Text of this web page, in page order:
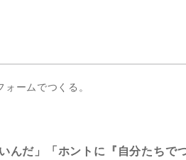
ームでつくる。
んだ」「ホントに『自分たちで